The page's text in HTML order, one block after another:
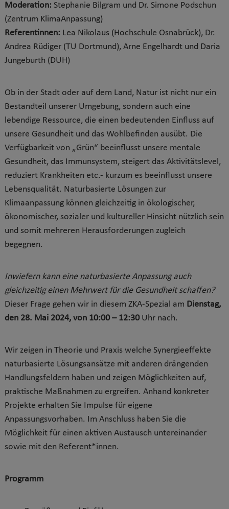
Moderation: Stephanie Bilgram und Dr. Simone Podschun
(Zentrum KlimaAnpassung)
Referentinnen: Lea Nikolaus (Hochschule Osnabrück), Dr.
Andrea Rüdiger (TU Dortmund), Arne Engelhardt und Daria
Jungeburth (DUH)
Ob in der Stadt oder auf dem Land, Natur ist nicht nur ein
Bestandteil unserer Umgebung, sondern auch eine
lebendige Ressource, die einen bedeutenden Einfluss auf
unsere Gesundheit und das Wohlbefinden ausübt. Die
Verfügbarkeit von „Grün“ beeinflusst unsere mentale
Gesundheit, das Immunsystem, steigert das Aktivitätslevel,
reduziert Krankheiten etc.- kurzum es beeinflusst unsere
Lebensqualität. Naturbasierte Lösungen zur
Klimaanpassung können gleichzeitig in ökologischer,
ökonomischer, sozialer und kultureller Hinsicht nützlich sein
und somit mehreren Herausforderungen zugleich
begegnen.
Inwiefern kann eine naturbasierte Anpassung auch
gleichzeitig einen Mehrwert für die Gesundheit schaffen?
Dieser Frage gehen wir in diesem ZKA-Spezial am Dienstag,
den 28. Mai 2024, von 10:00 – 12:30 Uhr nach.
Wir zeigen in Theorie und Praxis welche Synergieeffekte
naturbasierte Lösungsansätze mit anderen drängenden
Handlungsfeldern haben und zeigen Möglichkeiten auf,
praktische Maßnahmen zu ergreifen. Anhand konkreter
Projekte erhalten Sie Impulse für eigene
Anpassungsvorhaben. Im Anschluss haben Sie die
Möglichkeit für einen aktiven Austausch untereinander
sowie mit den Referent*innen.
Programm